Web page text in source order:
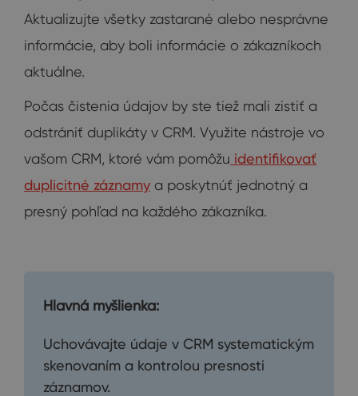
Aktualizujte všetky zastarané alebo nesprávne
informácie, aby boli informácie o zákazníkoch
aktuálne.
Počas čistenia údajov by ste tiež mali zistiť a
odstrániť duplikáty v CRM. Využite nástroje vo
vašom CRM, ktoré vám pomôžu identifikovať
duplicitné záznamy a poskytnúť jednotný a
presný pohľad na každého zákazníka.
Hlavná myšlienka:
Uchovávajte údaje v CRM systematickým
skenovaním a kontrolou presnosti
záznamov.